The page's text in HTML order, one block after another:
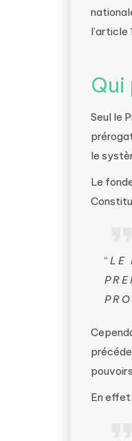
l’article
Qui
Seul le
le
Le
“ LE
En